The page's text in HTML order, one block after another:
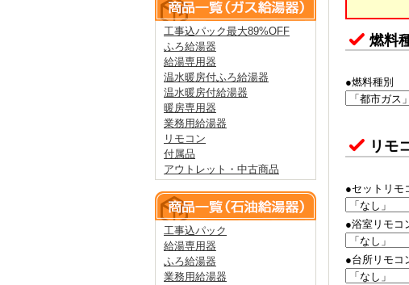
燃料
●燃料種別
リモ
●セットリモ
●浴室リモコ
●台所リモコ
工事込パック最大89%OFF
ふろ給湯器
給湯専用器
温水暖房付ふろ給湯器
温水暖房付給湯器
暖房専用器
業務用給湯器
リモコン
付属品
アウトレット・中古商品
工事込パック
給湯専用器
ふろ給湯器
業務用給湯器